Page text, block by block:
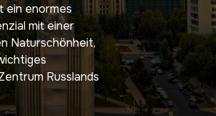
ein enormes
mit einer
Naturschönheit,
Russlands